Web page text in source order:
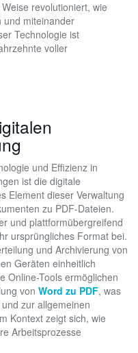
revolutioniert, wie
und miteinander
Technologie ist
voller
und Effizienz in
ist die digitale
Element dieser Verwaltung
zu PDF-Dateien.
und plattformübergreifend
ursprüngliches Format bei.
und Archivierung von
Geräten einheitlich
Online-Tools ermöglichen
von Word zu PDF, was
zur allgemeinen
Kontext zeigt sich, wie
Arbeitsprozesse